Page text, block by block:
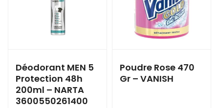
Déodorant MEN 5
Protection 48h
200ml – NARTA
3600550261400
Poudre Rose 470
Gr – VANISH